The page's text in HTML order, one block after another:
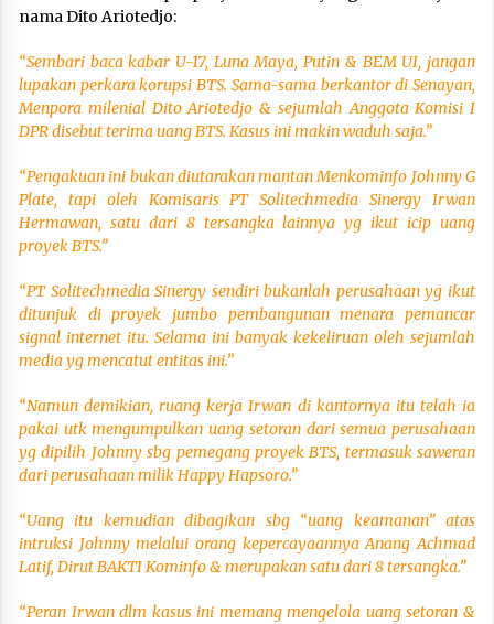
nama Dito Ariotedjo:
“Sembari baca kabar U-17, Luna Maya, Putin & BEM UI, jangan
lupakan perkara korupsi BTS. Sama-sama berkantor di Senayan,
Menpora milenial Dito Ariotedjo & sejumlah Anggota Komisi I
DPR disebut terima uang BTS. Kasus ini makin waduh saja.”
“Pengakuan ini bukan diutarakan mantan Menkominfo Johnny G
Plate, tapi oleh Komisaris PT Solitechmedia Sinergy Irwan
Hermawan, satu dari 8 tersangka lainnya yg ikut icip uang
proyek BTS.”
“PT Solitechmedia Sinergy sendiri bukanlah perusahaan yg ikut
ditunjuk di proyek jumbo pembangunan menara pemancar
signal internet itu. Selama ini banyak kekeliruan oleh sejumlah
media yg mencatut entitas ini.”
“Namun demikian, ruang kerja Irwan di kantornya itu telah ia
pakai utk mengumpulkan uang setoran dari semua perusahaan
yg dipilih Johnny sbg pemegang proyek BTS, termasuk saweran
dari perusahaan milik Happy Hapsoro.”
“Uang itu kemudian dibagikan sbg “uang keamanan” atas
intruksi Johnny melalui orang kepercayaannya Anang Achmad
Latif, Dirut BAKTI Kominfo & merupakan satu dari 8 tersangka.”
“Peran Irwan dlm kasus ini memang mengelola uang setoran &